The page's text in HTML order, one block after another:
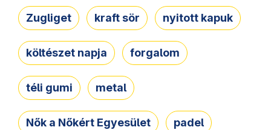
Zugliget kraft sör nyitott kapuk
költészet napja forgalom
téli gumi metal
Nők a Nőkért Egyesület padel